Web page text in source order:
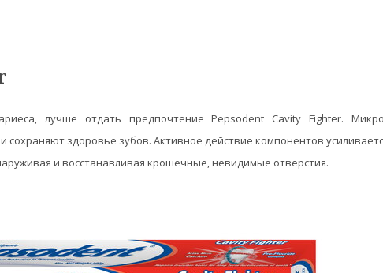
лучше отдать предпочтение Pepsodent Cavity Fighter.
здоровье зубов. Активное действие компонентов
и восстанавливая крошечные, невидимые отверстия.